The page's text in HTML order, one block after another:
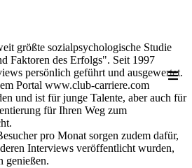
größte sozialpsychologische Studie
Faktoren des Erfolgs". Seit 1997
persönlich geführt und ausgewertet.
Portal www.club-carriere.com
und ist für junge Talente, aber auch für
für Ihren Weg zum
pro Monat sorgen zudem dafür,
Interviews veröffentlicht wurden,
genießen.